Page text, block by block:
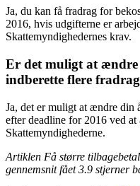
Ja, du kan få fradrag for
2016, hvis udgifterne er
Skattemyndighedernes krav.
Er det muligt at ændre
indberette flere
Ja, det er muligt at ændre din
efter deadline for 2016 ved at
Skattemyndighederne.
Artiklen Få større
gennemsnit fået3.9 stjerner